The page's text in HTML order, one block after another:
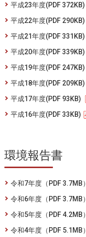
平成23年度(PDF 372KB)
平成22年度(PDF 290KB)
平成21年度(PDF 331KB)
平成20年度(PDF 339KB)
平成19年度(PDF 247KB)
平成18年度(PDF 209KB)
平成17年度(PDF 93KB)
平成16年度(PDF 33KB)
環境報告書
令和7年度（PDF 3.7MB）
令和6年度（PDF 3.7MB）
令和5年度（PDF 4.2MB）
令和4年度（PDF 5.1MB）